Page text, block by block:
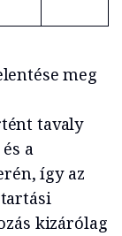
meg
tavaly
a
így az
kizárólag